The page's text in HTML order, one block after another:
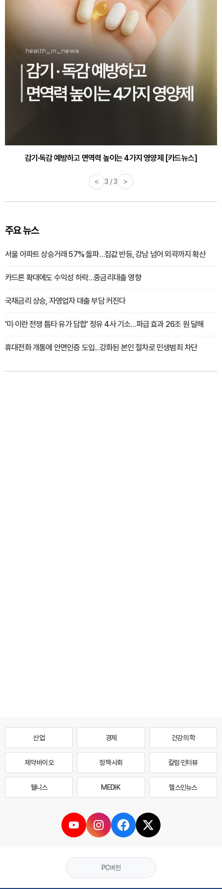
감기·독감 예방하고 면역력 높이는 4가지 영양제 [카드뉴스]
< 3 / 3 >
주요 뉴스
서울 아파트 상승거래 57% 돌파…집값 반등, 강남 넘어 외곽까지 확산
카드론 확대에도 수익성 하락…중금리대출 영향
국채금리 상승, 자영업자 대출 부담 커진다
'미·이란 전쟁 틈타 유가 담합' 정유 4사 기소…파급 효과 26조 원 달해
휴대전화 개통에 안면인증 도입...강화된 본인 절차로 민생범죄 차단
산업 경제 건강·의학
제약·바이오 정책·사회 칼럼·인터뷰
웰니스 MEDI·K 헬스인뉴스
PC버전